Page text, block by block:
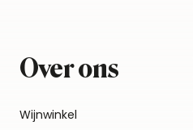
Over ons
Wijnwinkel